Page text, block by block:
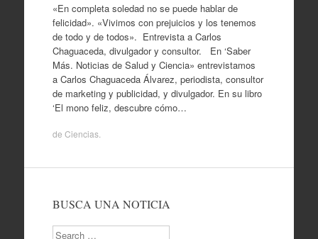
«En completa soledad no se puede hablar de
felicidad». «Vivimos con prejuicios y los tenemos
de todo y de todos». Entrevista a Carlos
Chaguaceda, divulgador y consultor. En ‘Saber
Más. Noticias de Salud y Ciencia» entrevistamos
a Carlos Chaguaceda Álvarez, periodista, consultor
de marketing y publicidad, y divulgador. En su libro
‘El mono feliz, descubre cómo…
de Ciencias.
BUSCA UNA NOTICIA
Search